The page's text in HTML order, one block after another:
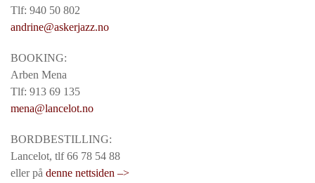
Tlf: 940 50 802
andrine@askerjazz.no
BOOKING:
Arben Mena
Tlf: 913 69 135
mena@lancelot.no
BORDBESTILLING:
Lancelot, tlf 66 78 54 88
eller på denne nettsiden –>